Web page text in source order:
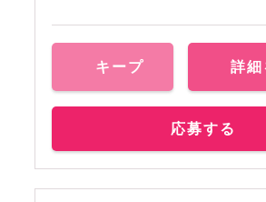
キープ 詳細
応募する